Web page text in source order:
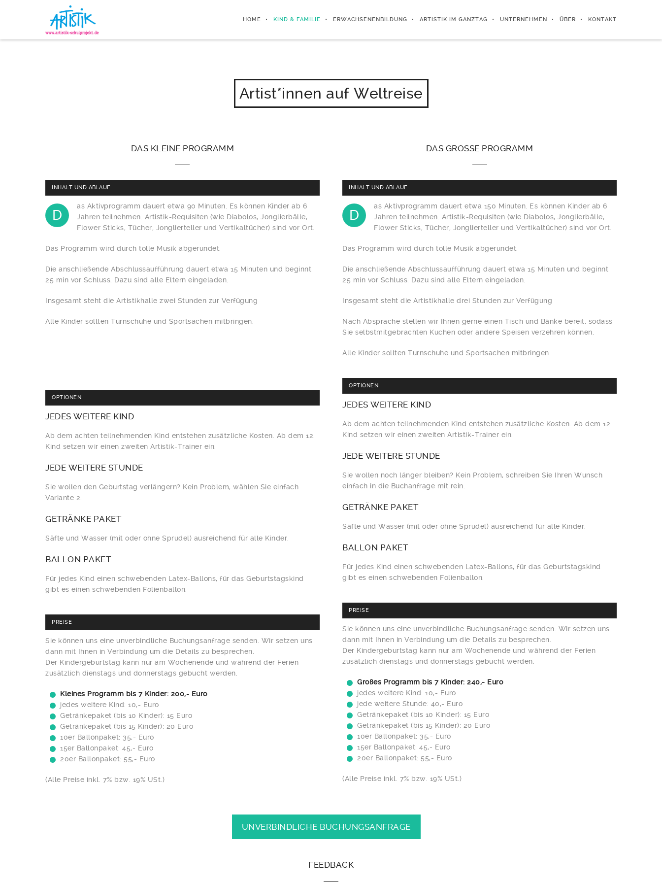
HOME KIND & FAMILIE ERWACHSENENBILDUNG ARTISTIK IM GANZTAG UNTERNEHMEN ÜBER KONTAKT
Artist*innen auf Weltreise
DAS KLEINE PROGRAMM
INHALT UND ABLAUF
D
as Aktivprogramm dauert etwa 90 Minuten. Es können Kinder ab 6
Jahren teilnehmen. Artistik-Requisiten (wie Diabolos, Jonglierbälle,
Flower Sticks, Tücher, Jonglierteller und Vertikaltücher) sind vor Ort.
Das Programm wird durch tolle Musik abgerundet.
Die anschließende Abschlussaufführung dauert etwa 15 Minuten und beginnt
25 min vor Schluss. Dazu sind alle Eltern eingeladen.
Insgesamt steht die Artistikhalle zwei Stunden zur Verfügung
Alle Kinder sollten Turnschuhe und Sportsachen mitbringen.
OPTIONEN
JEDES WEITERE KIND
Ab dem achten teilnehmenden Kind entstehen zusätzliche Kosten. Ab dem 12.
Kind setzen wir einen zweiten Artistik-Trainer ein.
JEDE WEITERE STUNDE
Sie wollen den Geburtstag verlängern? Kein Problem, wählen Sie einfach
Variante 2.
GETRÄNKE PAKET
Säfte und Wasser (mit oder ohne Sprudel) ausreichend für alle Kinder.
BALLON PAKET
Für jedes Kind einen schwebenden Latex-Ballons, für das Geburtstagskind
gibt es einen schwebenden Folienballon.
PREISE
Sie können uns eine unverbindliche Buchungsanfrage senden. Wir setzen uns
dann mit Ihnen in Verbindung um die Details zu besprechen.
Der Kindergeburtstag kann nur am Wochenende und während der Ferien
zusätzlich dienstags und donnerstags gebucht werden.
Kleines Programm bis 7 Kinder: 200,- Euro
jedes weitere Kind: 10,- Euro
Getränkepaket (bis 10 Kinder): 15 Euro
Getränkepaket (bis 15 Kinder): 20 Euro
10er Ballonpaket: 35,- Euro
15er Ballonpaket: 45,- Euro
20er Ballonpaket: 55,- Euro
(Alle Preise inkl. 7% bzw. 19% USt.)
DAS GROSSE PROGRAMM
INHALT UND ABLAUF
D
as Aktivprogramm dauert etwa 150 Minuten. Es können Kinder ab 6
Jahren teilnehmen. Artistik-Requisiten (wie Diabolos, Jonglierbälle,
Flower Sticks, Tücher, Jonglierteller und Vertikaltücher) sind vor Ort.
Das Programm wird durch tolle Musik abgerundet.
Die anschließende Abschlussaufführung dauert etwa 15 Minuten und beginnt
25 min vor Schluss. Dazu sind alle Eltern eingeladen.
Insgesamt steht die Artistikhalle drei Stunden zur Verfügung
Nach Absprache stellen wir Ihnen gerne einen Tisch und Bänke bereit, sodass
Sie selbstmitgebrachten Kuchen oder andere Speisen verzehren können.
Alle Kinder sollten Turnschuhe und Sportsachen mitbringen.
OPTIONEN
JEDESWEITERE KIND
Ab dem achten teilnehmenden Kind entstehen zusätzliche Kosten. Ab dem 12.
Kind setzen wir einen zweiten Artistik-Trainer ein.
JEDE WEITERE STUNDE
Sie wollen noch länger bleiben? Kein Problem, schreiben Sie Ihren Wunsch
einfach in die Buchanfrage mit rein.
GETRÄNKE PAKET
Säfte und Wasser (mit oder ohne Sprudel) ausreichend für alle Kinder.
BALLON PAKET
Für jedes Kind einen schwebenden Latex-Ballons, für das Geburtstagskind
gibt es einen schwebenden Folienballon.
PREISE
Sie können uns eine unverbindliche Buchungsanfrage senden. Wir setzen uns
dann mit Ihnen in Verbindung um die Details zu besprechen.
Der Kindergeburtstag kann nur am Wochenende und während der Ferien
zusätzlich dienstags und donnerstags gebucht werden.
Großes Programm bis 7 Kinder: 240,- Euro
jedes weitere Kind: 10,- Euro
jede weitere Stunde: 40,- Euro
Getränkepaket (bis 10 Kinder): 15 Euro
Getränkepaket (bis 15 Kinder): 20 Euro
10er Ballonpaket: 35,- Euro
15er Ballonpaket: 45,- Euro
20er Ballonpaket: 55,- Euro
(Alle Preise inkl. 7% bzw. 19% USt.)
UNVERBINDLICHE BUCHUNGSANFRAGE
FEEDBACK